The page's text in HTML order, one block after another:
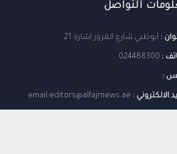
التواصل
: أبوظبي شارع المرور اشارة 21
:
024488300
:
الالكتروني : email:editors@alfajrnews.ae